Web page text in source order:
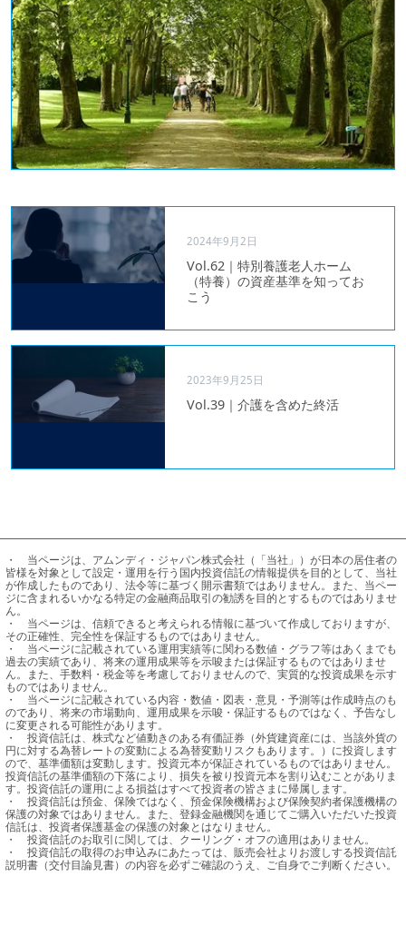
2024年9月2日
Vol.62｜特別養護老人ホーム
（特養）の資産基準を知ってお
こう
2023年9月25日
Vol.39｜介護を含めた終活
・	当ページは、アムンディ・ジャパン株式会社（「当社」）が日本の居住者の
皆様を対象として設定・運用を行う国内投資信託の情報提供を目的として、当社
が作成したものであり、法令等に基づく開示書類ではありません。また、当ペー
ジに含まれるいかなる特定の金融商品取引の勧誘を目的とするものではありませ
ん。
・	当ページは、信頼できると考えられる情報に基づいて作成しておりますが、
その正確性、完全性を保証するものではありません。
・	当ページに記載されている運用実績等に関わる数値・グラフ等はあくまでも
過去の実績であり、将来の運用成果等を示唆または保証するものではありませ
ん。また、手数料・税金等を考慮しておりませんので、実質的な投資成果を示す
ものではありません。
・	当ページに記載されている内容・数値・図表・意見・予測等は作成時点のも
のであり、将来の市場動向、運用成果を示唆・保証するものではなく、予告なし
に変更される可能性があります。
・	投資信託は、株式など値動きのある有価証券（外貨建資産には、当該外貨の
円に対する為替レートの変動による為替変動リスクもあります。）に投資します
ので、基準価額は変動します。投資元本が保証されているものではありません。
投資信託の基準価額の下落により、損失を被り投資元本を割り込むことがありま
す。投資信託の運用による損益はすべて投資者の皆さまに帰属します。
・	投資信託は預金、保険ではなく、預金保険機構および保険契約者保護機構の
保護の対象ではありません。また、登録金融機関を通じてご購入いただいた投資
信託は、投資者保護基金の保護の対象とはなりません。
・	投資信託のお取引に関しては、クーリング・オフの適用はありません。
・	投資信託の取得のお申込みにあたっては、販売会社よりお渡しする投資信託
説明書（交付目論見書）の内容を必ずご確認のうえ、ご自身でご判断ください。